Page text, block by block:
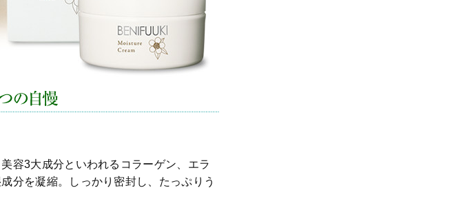
美容3大成分といわれる コラーゲン、エラ
分を凝縮。しっかり密封し、たっぷりう